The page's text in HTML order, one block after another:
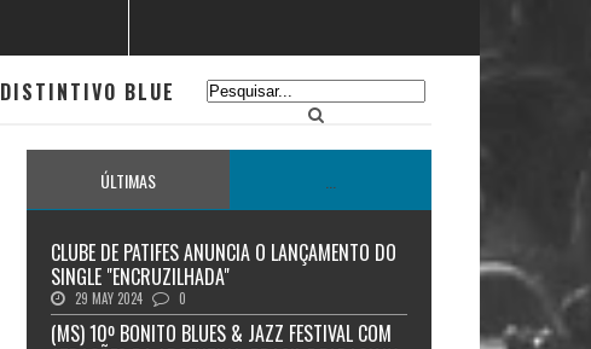
DISTINTIVO BLUE
ÚLTIMAS
CLUBE DE PATIFES ANUNCIA O LANÇAMENTO DO
SINGLE "ENCRUZILHADA"
29 MAY 2024 0
(MS) 10º BONITO BLUES & JAZZ FESTIVAL COM